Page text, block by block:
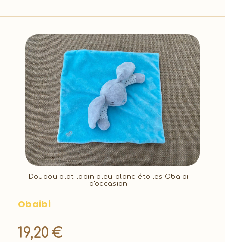
Doudou plat lapin bleu blanc étoiles Obaibi
d'occasion
Obaibi
19,20 €